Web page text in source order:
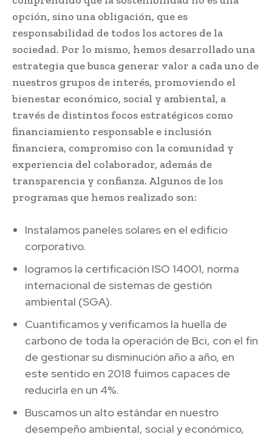
opción, sino una obligación, que es
responsabilidad de todos los actores de la
sociedad. Por lo mismo, hemos desarrollado una
estrategia que busca generar valor a cada uno de
nuestros grupos de interés, promoviendo el
bienestar económico, social y ambiental, a
través de distintos focos estratégicos como
financiamiento responsable e inclusión
financiera, compromiso con la comunidad y
experiencia del colaborador, además de
transparencia y confianza. Algunos de los
programas que hemos realizado son:
Instalamos paneles solares en el edificio
corporativo.
logramos la certificación ISO 14001, norma
internacional de sistemas de gestión
ambiental (SGA).
Cuantificamos y verificamos la huella de
carbono de toda la operación de Bci, con el fin
de gestionar su disminución año a año, en
este sentido en 2018 fuimos capaces de
reducirla en un 4%.
Buscamos un alto estándar en nuestro
desempeño ambiental, social y económico,